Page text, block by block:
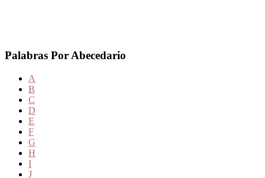
Palabras Por Abecedario
A
B
C
D
E
F
G
H
I
J